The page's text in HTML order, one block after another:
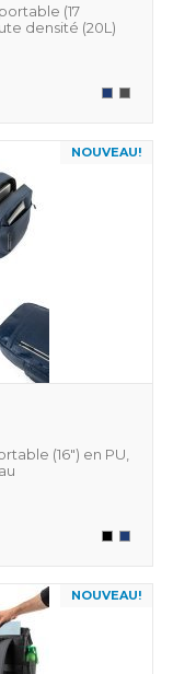
(17
densité (20L)
NOUVEAU!
(16") en PU,
NOUVEAU!